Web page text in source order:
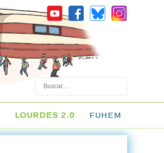
Buscar
LOURDES 2.0 FUHEM